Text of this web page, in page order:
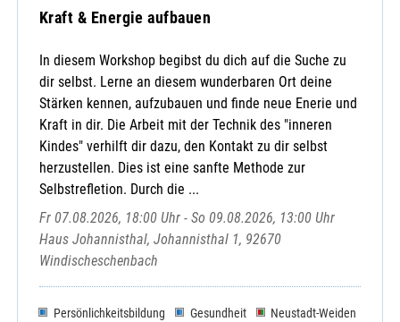
Kraft & Energie aufbauen
In diesem Workshop begibst du dich auf die Suche zu
dir selbst. Lerne an diesem wunderbaren Ort deine
Stärken kennen, aufzubauen und finde neue Enerie und
Kraft in dir. Die Arbeit mit der Technik des "inneren
Kindes" verhilft dir dazu, den Kontakt zu dir selbst
herzustellen. Dies ist eine sanfte Methode zur
Selbstrefletion. Durch die ...
Fr 07.08.2026, 18:00 Uhr - So 09.08.2026, 13:00 Uhr
Haus Johannisthal, Johannisthal 1, 92670
Windischeschenbach
Persönlichkeitsbildung Gesundheit
Neustadt-Weiden